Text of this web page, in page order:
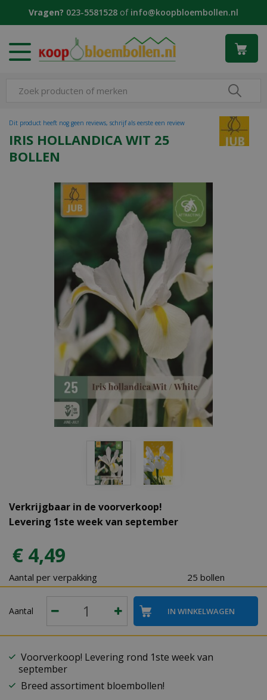
Vragen? 023-5581528 of info@koopbloembollen.nl
IRIS HOLLANDICA WIT 25
BOLLEN
Verkrijgbaar in de voorverkoop!
Levering 1ste week van september
Dit product heeft nog geen reviews, schrijf als eerste een review
€ 4,49
Aantal per verpakking 25 bollen
Aantal
Voorverkoop! Levering rond 1ste week van
september
Breed assortiment bloembollen!